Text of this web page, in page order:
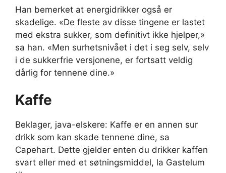
Han bemerket at energidrikker også er
skadelige. «De fleste av disse tingene er lastet
med ekstra sukker, som definitivt ikke hjelper,»
sa han. «Men surhetsnivået i det i seg selv, selv
i de sukkerfrie versjonene, er fortsatt veldig
dårlig for tennene dine.»
Kaffe
Beklager, java-elskere: Kaffe er en annen sur
drikk som kan skade tennene dine, sa
Capehart. Dette gjelder enten du drikker kaffen
svart eller med et søtningsmiddel, la Gastelum